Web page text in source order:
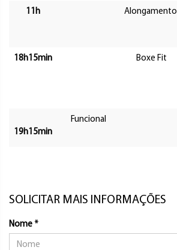
11h Alongamento
18h15min Boxe Fit
19h15min
Funcional
SOLICITAR MAIS INFORMAÇÕES
Nome *